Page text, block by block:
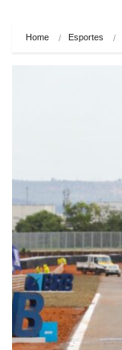
Home Esportes